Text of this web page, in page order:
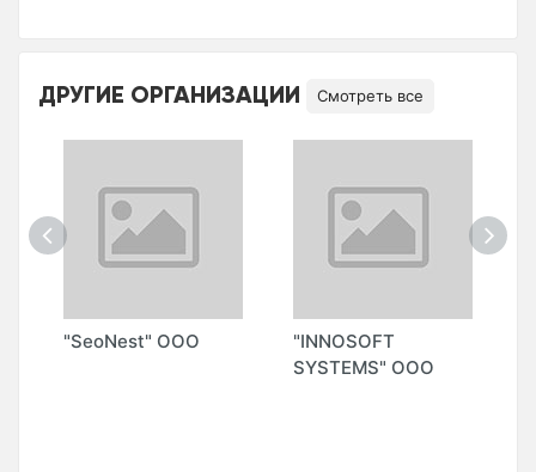
ДРУГИЕ ОРГАНИЗАЦИИ Смотреть все
"SeoNest" ООО
"INNOSOFT
SYSTEMS" ООО